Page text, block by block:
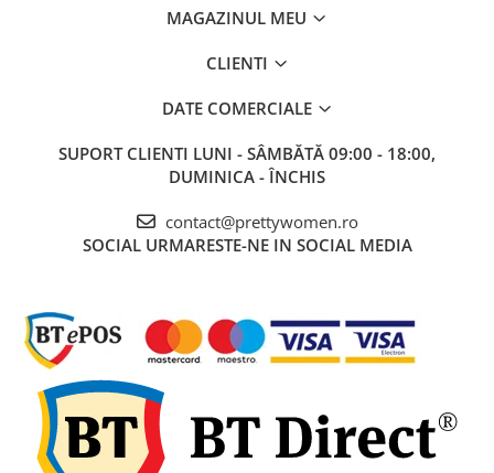
MAGAZINUL MEU
CLIENTI
DATE COMERCIALE
SUPORT CLIENTI LUNI - SÂMBĂTĂ 09:00 - 18:00,
DUMINICA - ÎNCHIS
contact@prettywomen.ro
SOCIAL URMARESTE-NE IN SOCIAL MEDIA